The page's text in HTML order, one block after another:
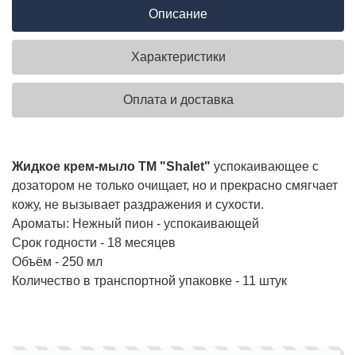
Описание
Характеристики
Оплата и доставка
Жидкое крем-мыло ТМ "Shalet" успокаивающее с
дозатором не только очищает, но и прекрасно смягчает
кожу, не вызывает раздражения и сухости.
Ароматы: Нежный пион - успокаивающей
Срок годности - 18 месяцев
Объём - 250 мл
Количество в транспортной упаковке - 11 штук